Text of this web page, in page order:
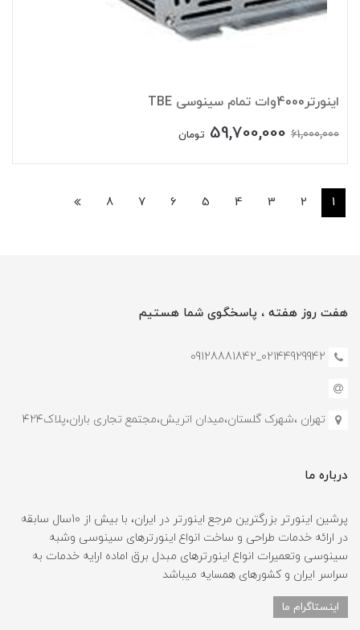
اینورتر4000وات تمام سینوسی TBE
61,000,000
59,700,000 تومان
1
2
3
4
5
6
7
8
هفت روز هفته ، پاسخگوی شما هستیم
02144929942_09128881842
تهران ،شهرک گلستان،میدان اتریش،مجتمع تجاری باران،پلاک۴۲۴
درباره ما
پرشین اینورتر بزرگترین مرجع اینورتر در ایران، با بیش از 10سال سابقه
در ارائه خدمات طراحی و ساخت انواع اینورترهای سینوسی وشبه
سینوسی وتعمیرات انواع اینورترهای مبدل برق اماده ارایه خدمات به
سراسر ایران و کشورهای همسایه میباشد
اینستاگرام ما